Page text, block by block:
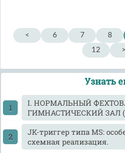
< 6 7 8
12
>
Узнать
I. НОРМАЛЬНЫЙ
ГИМНАСТИЧЕСКИЙ ЗАЛ
JK-тpиггеp типа MS:
схемная реализация.